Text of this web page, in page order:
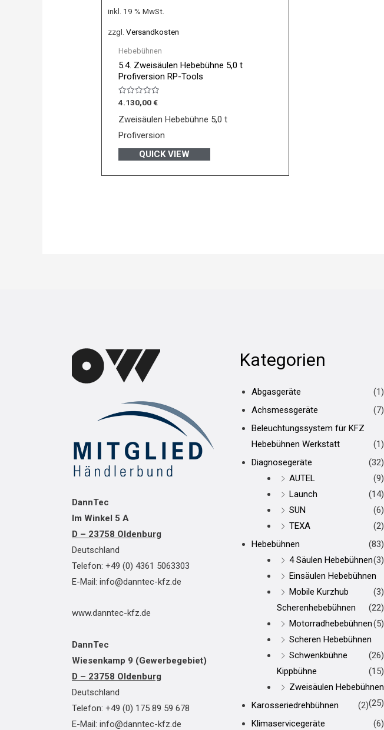
inkl. 19 % MwSt.
zzgl.Versandkosten
Hebebühnen
5.4. Zweisäulen Hebebühne 5,0 t
Profiversion RP-Tools
Bewertet
0
von
4.130,00 €
Zweisäulen Hebebühne 5,0 t
Profiversion
QUICK VIEW
DannTec
Im Winkel 5 A
D – 23758 Oldenburg
Deutschland
Telefon: +49 (0) 4361 5063303
E-Mail: info@danntec-kfz.de
www.danntec-kfz.de
DannTec
Wiesenkamp 9 (Gewerbegebiet)
D – 23758 Oldenburg
Deutschland
Telefon: +49 (0) 175 89 59 678
E-Mail: info@danntec-kfz.de
Kategorien
Abgasgeräte
(1)
Achsmessgeräte
(7)
Beleuchtungssystem für KFZ
Hebebühnen Werkstatt
(1)
Diagnosegeräte
(32)
AUTEL
(9)
Launch
(14)
SUN
(6)
TEXA
(2)
Hebebühnen
(83)
4 Säulen Hebebühnen(3)
Einsäulen Hebebühnen
(3)
Mobile Kurzhub
Scherenhebebühnen
(22)
Motorradhebebühnen(5)
Scheren Hebebühnen
(26)
Schwenkbühne
Kippbühne
(15)
Zweisäulen Hebebühnen
(25)
Karosseriedrehbühnen
(2)
Klimaservicegeräte
(6)